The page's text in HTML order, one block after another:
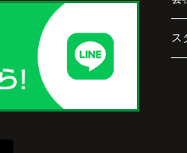
ことになりました。
長年守ってきた資産を安
でき、家族全員が納得
た。
ス